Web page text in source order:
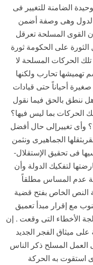
الضامنة للتغيير فى
الدول وهى وصفة أضمن
القوى المسلحة تعرقل
الثورة على الحكومة ثورة
تلك الحركات المسلحة لا
تهميشها تحارب ولكنها
أحياناً حتى قيادات
هل ننطق بالحق فيما نقول
الحركات بما ليس فيها؟
وأى تغييرإلى حال أفضل
الجماهيرى ونثمن
فى تحقيق الإستقلال-
لتفكيك الدولة وأن
عدم المساس مطلقاً
النص الخاص بفتح قضية
مع إقرار مبدأ تعميق
الأخطاء التى وقعت . إن
ميثاق الفجر الجديد
المسلح ذكر الناس
استقوت به الحركة